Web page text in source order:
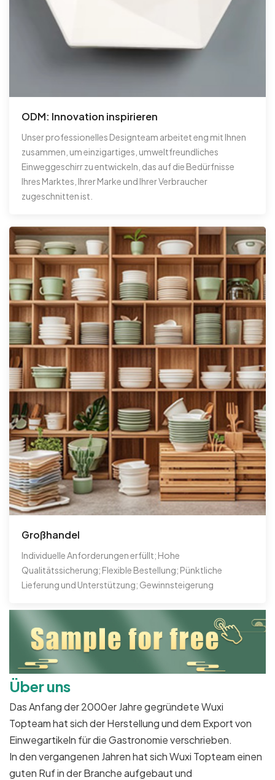
ODM: Innovation inspirieren
Unser professionelles Designteam arbeitet eng mit Ihnen
zusammen, um einzigartiges, umweltfreundliches
Einweggeschirr zu entwickeln, das auf die Bedürfnisse
Ihres Marktes, Ihrer Marke und Ihrer Verbraucher
zugeschnitten ist.
Großhandel
Individuelle Anforderungen erfüllt; Hohe
Qualitätssicherung; Flexible Bestellung; Pünktliche
Lieferung und Unterstützung; Gewinnsteigerung
Über uns
Das Anfang der 2000er Jahre gegründete Wuxi
Topteam hat sich der Herstellung und dem Export von
Einwegartikeln für die Gastronomie verschrieben.
In den vergangenen Jahren hat sich Wuxi Topteam einen
guten Ruf in der Branche aufgebaut und